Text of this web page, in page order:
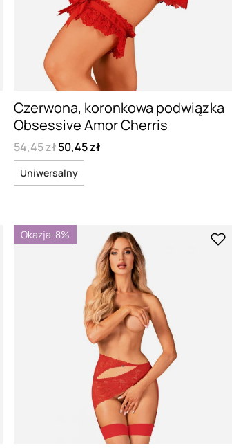
Czerwona, koronkowa podwiązka
Obsessive Amor Cherris
54,45 zł50,45 zł
Uniwersalny
Okazja-8%